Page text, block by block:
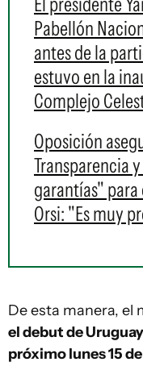
Pabellón
antes de la
estuvo en la
Complejo
Oposición
Transparencia
garantías"
Orsi: "Es muy
De esta manera, el
el debut de
próximo lunes 15